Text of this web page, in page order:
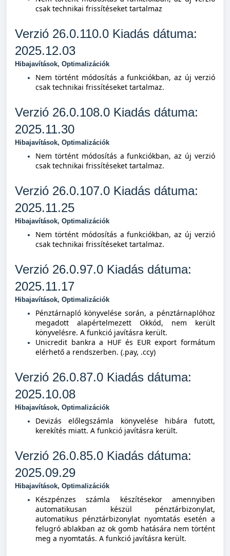
csak technikai frissítéseket tartalmaz
Verzió 26.0.110.0 Kiadás dátuma:
2025.12.03
Hibajavítások, Optimalizációk
Nem történt módosítás a funkciókban, az új verzió
csak technikai frissítéseket tartalmaz.
Verzió 26.0.108.0 Kiadás dátuma:
2025.11.30
Hibajavítások, Optimalizációk
Nem történt módosítás a funkciókban, az új verzió
csak technikai frissítéseket tartalmaz.
Verzió 26.0.107.0 Kiadás dátuma:
2025.11.25
Hibajavítások, Optimalizációk
Nem történt módosítás a funkciókban, az új verzió
csak technikai frissítéseket tartalmaz.
Verzió 26.0.97.0 Kiadás dátuma:
2025.11.17
Hibajavítások, Optimalizációk
Pénztárnapló könyvelése során, a pénztárnaplóhoz
megadott alapértelmezett Okkód, nem került
könyvelésre. A funkció javításra került.
Unicredit bankra a HUF és EUR export formátum
elérhető a rendszerben. (.pay, .ccy)
Verzió 26.0.87.0 Kiadás dátuma:
2025.10.08
Hibajavítások, Optimalizációk
Devizás előlegszámla könyvelése hibára futott,
kerekítés miatt. A funkció javításra került.
Verzió 26.0.85.0 Kiadás dátuma:
2025.09.29
Hibajavítások, Optimalizációk
Készpénzes számla készítésekor amennyiben
automatikusan készül pénztárbizonylat,
automatikus pénztárbizonylat nyomtatás esetén a
felugró ablakban az ok gomb hatására nem történt
meg a nyomtatás. A funkció javításra került.